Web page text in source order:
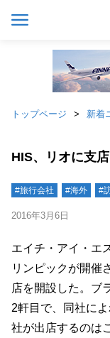
トップページ 新着
HIS、リオに支
#旅行会社 #海外 #
2016年3月6日
エイチ・アイ・エ
リンピックが開催
店を開設した。ブ
2軒目で、同社に
社が出店するのは